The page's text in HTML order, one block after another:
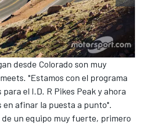
desde Colorado son muy
"Estamos con el programa
el I.D. R Pikes Peak y ahora
afinar la puesta a punto".
un equipo muy fuerte, primero